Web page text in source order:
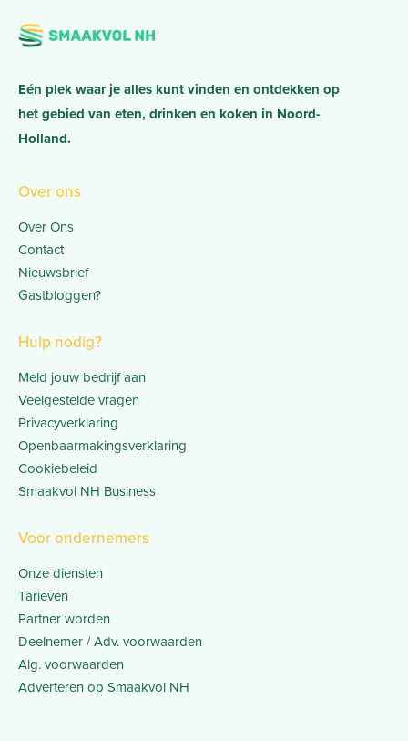
Eén plek waar je alles kunt vinden en ontdekken op
het gebied van eten, drinken en koken in Noord-
Holland.
Over ons
Over Ons
Contact
Nieuwsbrief
Gastbloggen?
Hulp nodig?
Meld jouw bedrijf aan
Veelgestelde vragen
Privacyverklaring
Openbaarmakingsverklaring
Cookiebeleid
Smaakvol NH Business
Voor ondernemers
Onze diensten
Tarieven
Partner worden
Deelnemer / Adv. voorwaarden
Alg. voorwaarden
Adverteren op Smaakvol NH